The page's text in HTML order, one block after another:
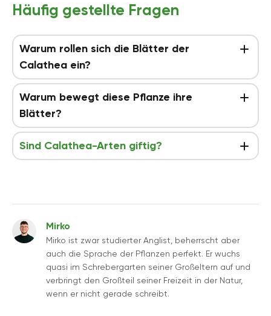
Häufig gestellte Fragen
Warum rollen sich die Blätter der
Calathea ein?
Warum bewegt diese Pflanze ihre
Blätter?
Sind Calathea-Arten giftig?
Mirko
Mirko ist zwar studierter Anglist, beherrscht aber
auch die Sprache der Pflanzen perfekt. Er wuchs
quasi im Schrebergarten seiner Großeltern auf und
verbringt den Großteil seiner Freizeit in der Natur,
wenn er nicht gerade schreibt.